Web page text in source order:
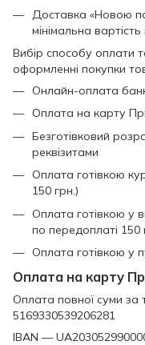
Доставка «Новою
мінімальна вартість
Вибір способу оплати
оформленні покупки
Онлайн-оплата
Оплата на карту
Безготівковий
реквізитами
Оплата готівкою
150 грн.)
Оплата готівкою у
по передоплаті 150
Оплата готівкою у
Оплата на карту
Оплата повної суми за
5169330539206281
IBAN —